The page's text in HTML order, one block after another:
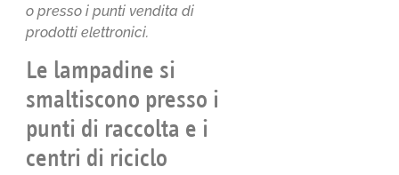
o presso i punti vendita di
prodotti elettronici.
Le lampadine si
smaltiscono presso i
punti di raccolta e i
centri di riciclo